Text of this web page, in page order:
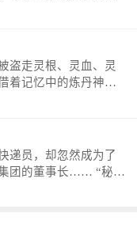
）
盗走灵根、灵血、灵
着记忆中的炼丹神
，拨开重重迷雾，解
：龙
鬼泣神哭。 本
就是真事儿，想要对
微信公众号：
递员，却忽然成为了
团的董事长…… “秘
喝住行标准！” “好